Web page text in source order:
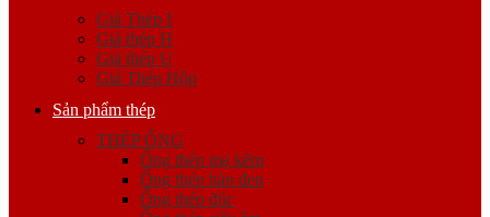
Giá Thép I
Giá thép H
Giá thép U
Giá Thép Hộp
Sản phẩm thép
THÉP ỐNG
Ống thép mạ kẽm
Ống thép hàn đen
Ống thép đúc